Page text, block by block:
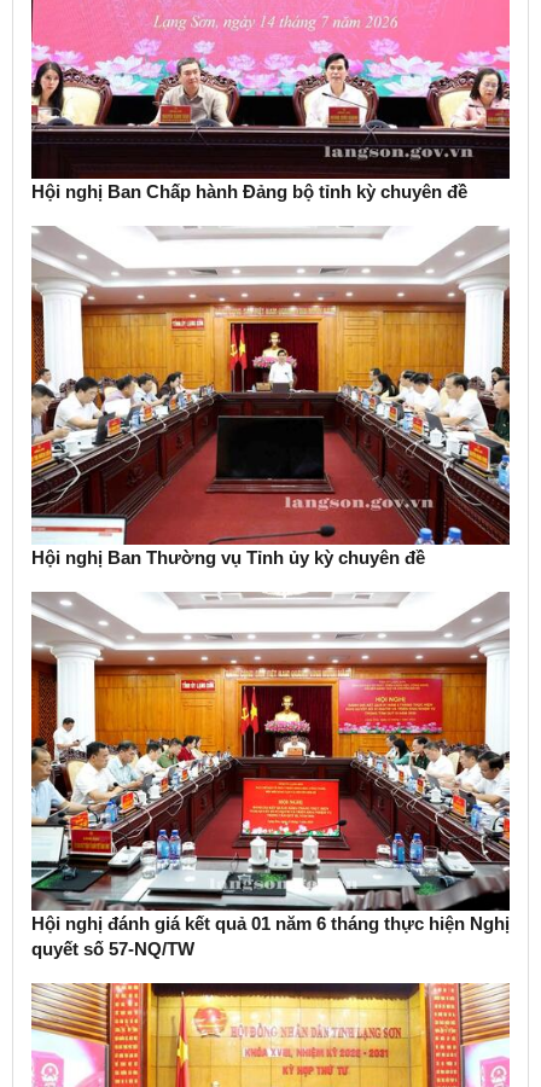
Hội nghị Ban Chấp hành Đảng bộ tỉnh kỳ chuyên đề
Hội nghị Ban Thường vụ Tỉnh ủy kỳ chuyên đề
Hội nghị đánh giá kết quả 01 năm 6 tháng thực hiện Nghị
quyết số 57-NQ/TW